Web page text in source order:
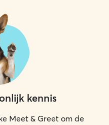
kennis
Meet & Greet om de